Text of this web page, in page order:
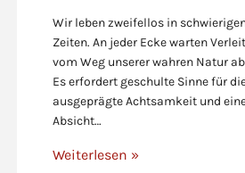
Wir leben zweifellos in
Zeiten. An jeder Ecke warten
vom Weg unserer wahren Natur
Es erfordert geschulte Sinne für
ausgeprägte Achtsamkeit und
Absicht…
Weiterlesen »